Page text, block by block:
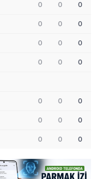
0 0 0
0 0 0
0 0 0
0 0 0
0 0 0
0 0 0
0 0 0